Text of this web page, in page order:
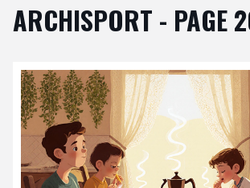
ARCHISPORT - PAGE